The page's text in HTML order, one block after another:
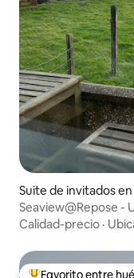
Suite de invitados
Seaview@Repose -
Calidad-precio ·
Favorito entre